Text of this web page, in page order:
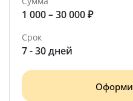
1 000 – 30 000 ₽
Срок
7 - 30 дней